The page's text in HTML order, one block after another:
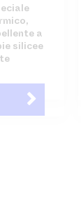
a
silicee